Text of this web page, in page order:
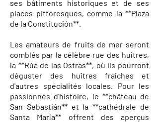
ses bâtiments historiques et de ses
places pittoresques, comme la **Plaza
de la Constitución**.
Les amateurs de fruits de mer seront
comblés par la célèbre rue des huîtres,
la **Rúa de las Ostras**, où ils pourront
déguster des huîtres fraîches et
d'autres spécialités locales. Pour les
passionnés d'histoire, le **château de
San Sebastián** et la **cathédrale de
Santa María** offrent des aperçus